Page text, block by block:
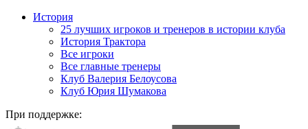
История
25 лучших игроков и тренеров в истории клуба
История Трактора
Все игроки
Все главные тренеры
Клуб Валерия Белоусова
Клуб Юрия Шумакова
При поддержке: